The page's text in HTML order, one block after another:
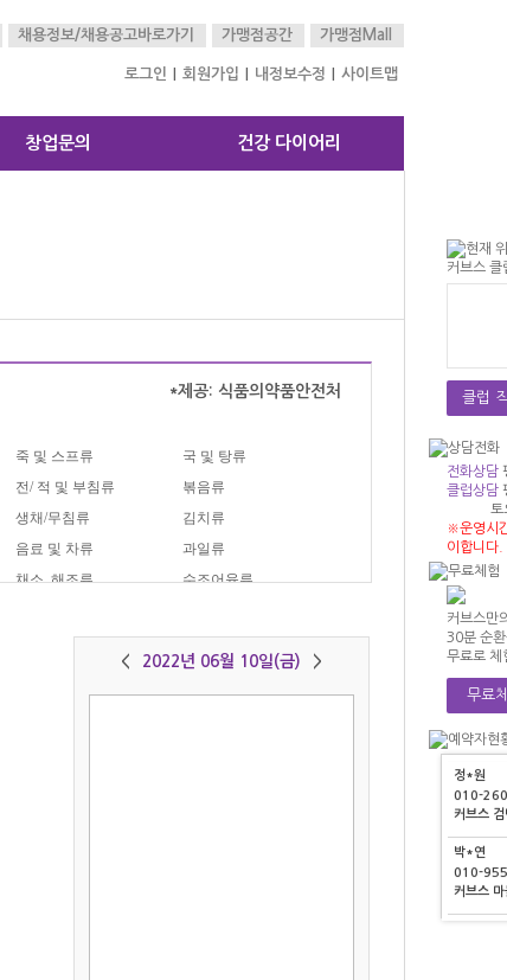
가맹점Mall
가맹점공간
채용정보/채용공고바로가기
로그인 회원가입 내정보수정 사이트맵
창업문의 건강 다이어리
*제공: 식품의약품안전처
죽 및 스프류
국 및 탕류
전/ 적 및 부침류
볶음류
생채/무침류
김치류
음료 및 차류
과일류
채소, 해조류
수조어육류
<
2022년 06월 10일(금) >
클럽
전화상담
클럽상담
토
※운영시
이합니다.
커브스만
30분 순
무료로 체
무료
최*경
010-
커브스 장
정*영
010-
커브스 노
최*옥
커브스
정*원
010-
커브스
박*연
010-
커브스 마